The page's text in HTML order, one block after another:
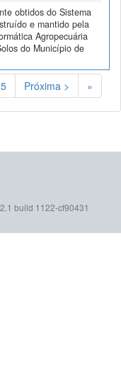
obtidos do Sistema
e mantido pela
Agropecuária
do Município de
5 Próxima > »
build 1122-cf90431